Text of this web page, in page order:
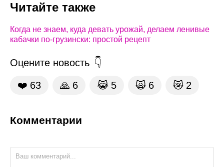
Читайте также
Когда не знаем, куда девать урожай, делаем ленивые
кабачки по-грузински: простой рецепт
Оцените новость
❤️ 63 🙏 6 😹 5 🙀 6 😿 2
Комментарии